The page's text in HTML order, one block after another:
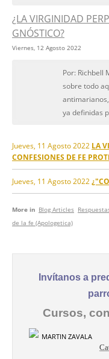
¿LA VIRGINIDAD
GNÓSTICO?
Viernes, 12 Agosto 2022
Por: Richbell
sobre todo
ya definidas
Jueves, 11 Agosto 2022 LA
CONFESIONES DE FE
Jueves, 11 Agosto 2022
More in Blog Articles
de la fe (Apologetica)
Invítanos a
Cursos,